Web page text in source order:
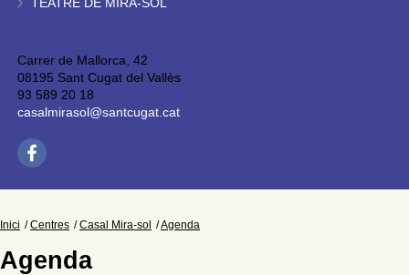
TEATRE DE MIRA-SOL
Carrer de Mallorca, 42
08195 Sant Cugat del Vallès
93 589 20 18
casalmirasol@santcugat.cat
Inici Centres Casal Mira-sol Agenda
Agenda